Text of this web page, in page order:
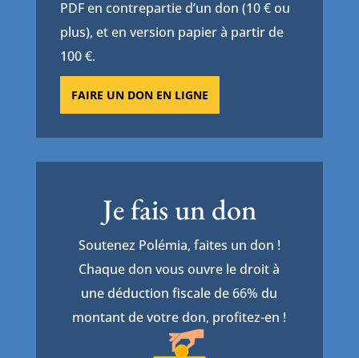
PDF en contrepartie d’un don (10 € ou
plus), et en version papier à partir de
100 €.
FAIRE UN DON EN LIGNE
Je fais un don
Soutenez Polémia, faites un don !
Chaque don vous ouvre le droit à
une déduction fiscale de 66% du
montant de votre don, profitez-en !